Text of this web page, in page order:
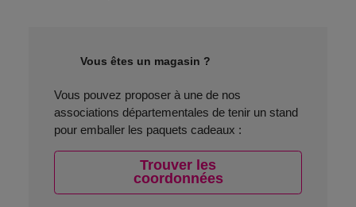
Vous êtes un magasin ?
Vous pouvez proposer à une de nos
associations départementales de tenir un stand
pour emballer les paquets cadeaux :
Trouver les
coordonnées